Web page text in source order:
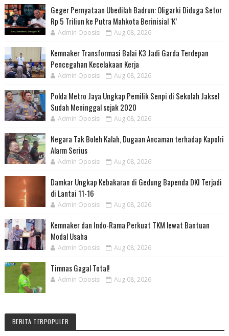
Geger Pernyataan Ubedilah Badrun: Oligarki Diduga Setor
Rp 5 Triliun ke Putra Mahkota Berinisial ‘K’
Admin Oposisi Aug 08, 2026
Kemnaker Transformasi Balai K3 Jadi Garda Terdepan
Pencegahan Kecelakaan Kerja
Admin Oposisi Aug 08, 2026
Polda Metro Jaya Ungkap Pemilik Senpi di Sekolah Jaksel
Sudah Meninggal sejak 2020
Admin Oposisi Aug 08, 2026
Negara Tak Boleh Kalah, Dugaan Ancaman terhadap Kapolri
Alarm Serius
Admin Oposisi Aug 08, 2026
Damkar Ungkap Kebakaran di Gedung Bapenda DKI Terjadi
di Lantai 11-16
Admin Oposisi Aug 08, 2026
Kemnaker dan Indo-Rama Perkuat TKM lewat Bantuan
Modal Usaha
Admin Oposisi Aug 08, 2026
Timnas Gagal Total!
Admin Oposisi Aug 08, 2026
BERITA TERPOPULER